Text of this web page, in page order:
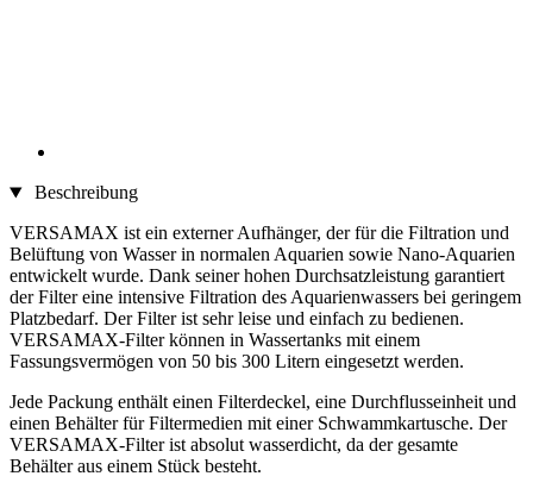
Beschreibung
VERSAMAX ist ein externer Aufhänger, der für die Filtration und
Belüftung von Wasser in normalen Aquarien sowie Nano-Aquarien
entwickelt wurde. Dank seiner hohen Durchsatzleistung garantiert
der Filter eine intensive Filtration des Aquarienwassers bei geringem
Platzbedarf. Der Filter ist sehr leise und einfach zu bedienen.
VERSAMAX-Filter können in Wassertanks mit einem
Fassungsvermögen von 50 bis 300 Litern eingesetzt werden.
Jede Packung enthält einen Filterdeckel, eine Durchflusseinheit und
einen Behälter für Filtermedien mit einer Schwammkartusche. Der
VERSAMAX-Filter ist absolut wasserdicht, da der gesamte
Behälter aus einem Stück besteht.